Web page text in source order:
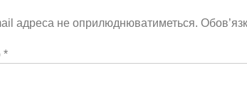
адреса не оприлюднюватиметься.
*